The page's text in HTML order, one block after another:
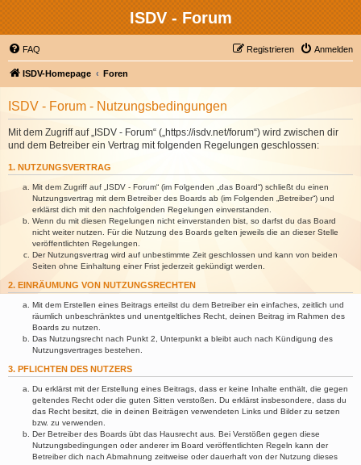
ISDV - Forum
FAQ Anmelden
Registrieren
ISDV-Homepage Foren
ISDV - Forum - Nutzungsbedingungen
Mit dem Zugriff auf „ISDV - Forum“ („https://isdv.net/forum“) wird zwischen dir
und dem Betreiber ein Vertrag mit folgenden Regelungen geschlossen:
1. NUTZUNGSVERTRAG
Mit dem Zugriff auf „ISDV - Forum“ (im Folgenden „das Board“) schließt du einen
Nutzungsvertrag mit dem Betreiber des Boards ab (im Folgenden „Betreiber“) und
erklärst dich mit den nachfolgenden Regelungen einverstanden.
Wenn du mit diesen Regelungen nicht einverstanden bist, so darfst du das Board
nicht weiter nutzen. Für die Nutzung des Boards gelten jeweils die an dieser Stelle
veröffentlichten Regelungen.
Der Nutzungsvertrag wird auf unbestimmte Zeit geschlossen und kann von beiden
Seiten ohne Einhaltung einer Frist jederzeit gekündigt werden.
2. EINRÄUMUNG VON NUTZUNGSRECHTEN
Mit dem Erstellen eines Beitrags erteilst du dem Betreiber ein einfaches, zeitlich und
räumlich unbeschränktes und unentgeltliches Recht, deinen Beitrag im Rahmen des
Boards zu nutzen.
Das Nutzungsrecht nach Punkt 2, Unterpunkt a bleibt auch nach Kündigung des
Nutzungsvertrages bestehen.
3. PFLICHTEN DES NUTZERS
Du erklärst mit der Erstellung eines Beitrags, dass er keine Inhalte enthält, die gegen
geltendes Recht oder die guten Sitten verstoßen. Du erklärst insbesondere, dass du
das Recht besitzt, die in deinen Beiträgen verwendeten Links und Bilder zu setzen
bzw. zu verwenden.
Der Betreiber des Boards übt das Hausrecht aus. Bei Verstößen gegen diese
Nutzungsbedingungen oder anderer im Board veröffentlichten Regeln kann der
Betreiber dich nach Abmahnung zeitweise oder dauerhaft von der Nutzung dieses